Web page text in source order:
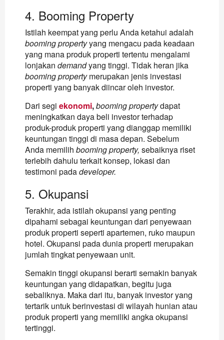
4. Booming Property
Istilah keempat yang perlu Anda ketahui adalah
booming propertyyang mengacu pada keadaan
yang mana produk properti tertentu mengalami
lonjakan demandyang tinggi. Tidak heran jika
booming propertymerupakan jenis investasi
properti yang banyak diincar oleh investor.
Dari segi ekonomi,booming propertydapat
meningkatkan daya beli investor terhadap
produk-produk properti yang dianggap memiliki
keuntungan tinggi di masa depan. Sebelum
Anda memilih booming property, sebaiknya riset
terlebih dahulu terkait konsep, lokasi dan
testimoni padadeveloper.
5. Okupansi
Terakhir, ada istilah okupansi yang penting
dipahami sebagai keuntungan dari penyewaan
produk properti seperti apartemen, ruko maupun
hotel. Okupansi pada dunia properti merupakan
jumlah tingkat penyewaan unit.
Semakin tinggi okupansi berarti semakin banyak
keuntungan yang didapatkan, begitu juga
sebaliknya. Maka dari itu, banyak investor yang
tertarik untuk berinvestasi di wilayah hunian atau
produk properti yang memiliki angka okupansi
tertinggi.